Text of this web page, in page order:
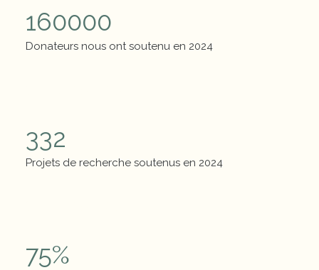
160000
Donateurs nous ont soutenu en 2024
332
Projets de recherche soutenus en 2024
75%